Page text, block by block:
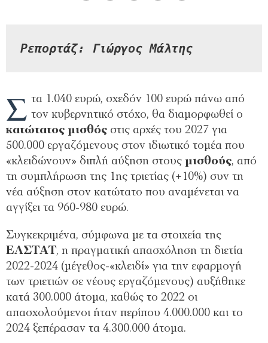
Ρεπορτάζ: Γιώργος Μάλτης
Σ τα 1.040 ευρώ, σχεδόν 100 ευρώ πάνω από
τον κυβερνητικό στόχο, θα διαμορφωθεί ο
κατώτατος μισθός στις αρχές του 2027 για
500.000 εργαζόμενους στον ιδιωτικό τομέα που
«κλειδώνουν» διπλή αύξηση στους μισθούς, από
τη συμπλήρωση της 1ης τριετίας (+10%) συν τη
νέα αύξηση στον κατώτατο που αναμένεται να
αγγίξει τα 960-980 ευρώ.
Συγκεκριμένα, σύμφωνα με τα στοιχεία της
ΕΛΣΤΑΤ, η πραγματική απασχόληση τη διετία
2022-2024 (μέγεθος-«κλειδί» για την εφαρμογή
των τριετιών σε νέους εργαζόμενους) αυξήθηκε
κατά 300.000 άτομα, καθώς το 2022 οι
απασχολούμενοι ήταν περίπου 4.000.000 και το
2024 ξεπέρασαν τα 4.300.000 άτομα.